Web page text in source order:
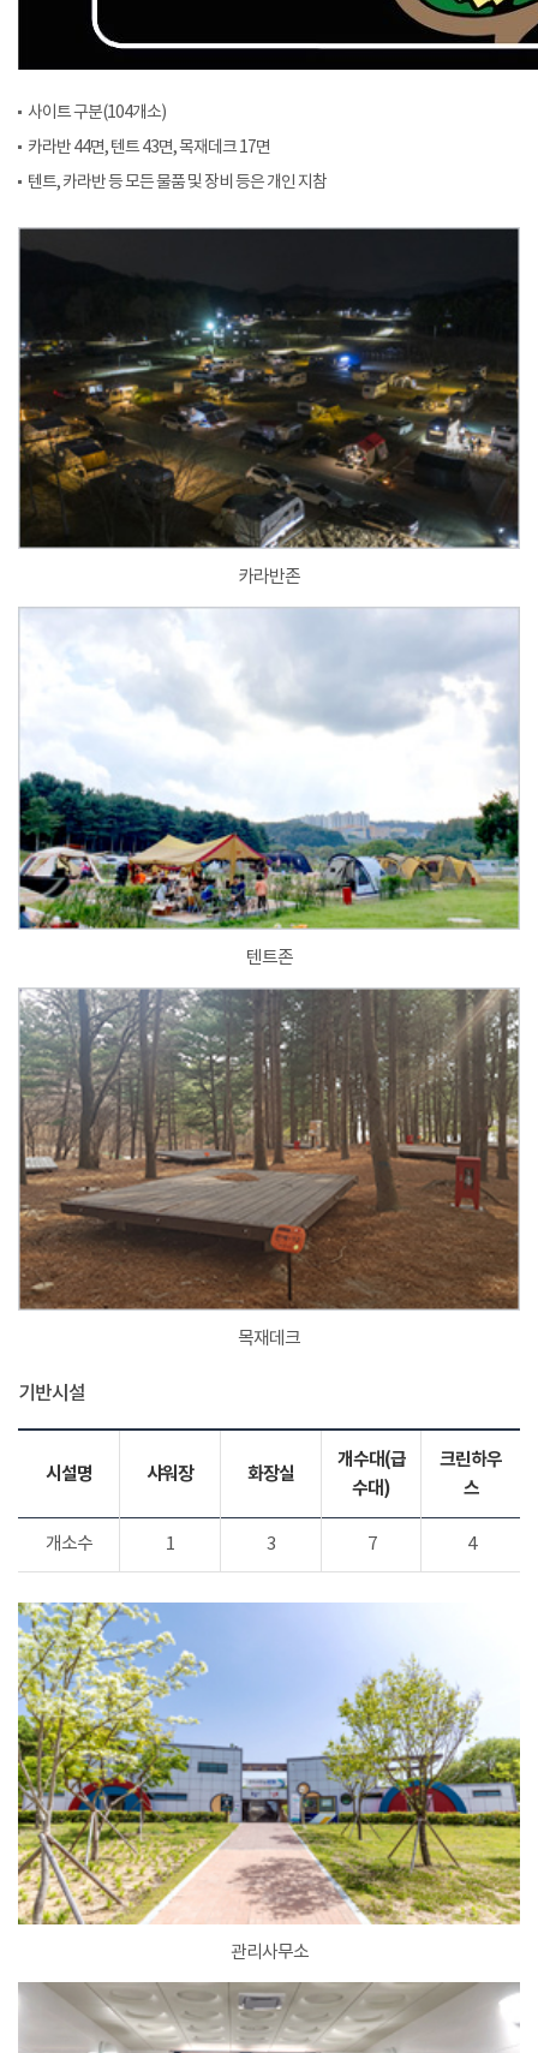
사이트 구분(104개소)
카라반 44면, 텐트 43면, 목재데크 17면
텐트, 카라반 등 모든 물품 및 장비 등은 개인 지참
카라반존
텐트존
목재데크
기반시설
시설명 샤워장 화장실
개수대(급
수대)
크린하우
스
개소수 1 3 7 4
관리사무소